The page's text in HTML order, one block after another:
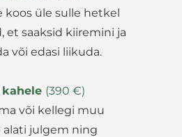
koos üle sulle hetkel
et saaksid kiiremini ja
või edasi liikuda.
(390 €)
või kellegi muu
alati julgem ning